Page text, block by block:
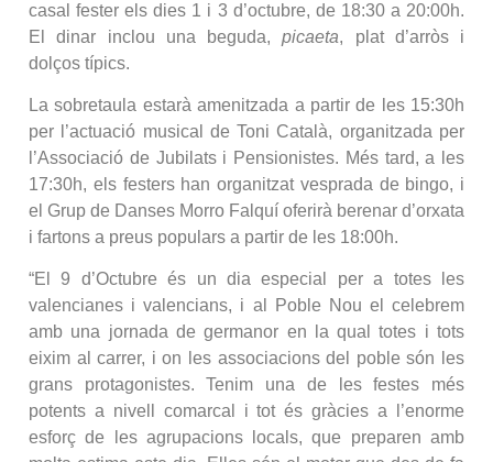
casal fester els dies 1 i 3 d’octubre, de 18:30 a 20:00h.
El dinar inclou una beguda,picaeta, plat d’arròs i
dolços típics.
La sobretaula estarà amenitzada a partir de les 15:30h
per l’actuació musical de Toni Català, organitzada per
l’Associació de Jubilats i Pensionistes. Més tard, a les
17:30h, els festers han organitzat vesprada de bingo, i
el Grup de Danses Morro Falquí oferirà berenar d’orxata
i fartons a preus populars a partir de les 18:00h.
“El 9 d’Octubre és un dia especial per a totes les
valencianes i valencians, i al Poble Nou el celebrem
amb una jornada de germanor en la qual totes i tots
eixim al carrer, i on les associacions del poble són les
grans protagonistes. Tenim una de les festes més
potents a nivell comarcal i tot és gràcies a l’enorme
esforç de les agrupacions locals, que preparen amb